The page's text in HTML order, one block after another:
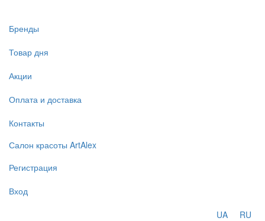
Бренды
Товар дня
Акции
Оплата и доставка
Контакты
Салон красоты ArtAlex
Регистрация
Вход
UA RU